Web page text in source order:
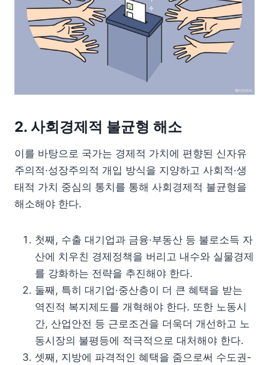
2. 사회경제적 불균형 해소
이를 바탕으로 국가는 경제적 가치에 편향된 신자유
주의적·성장주의적 개입 방식을 지양하고 사회적·생
태적 가치 중심의 통치를 통해 사회경제적 불균형을
해소해야 한다.
첫째, 수출 대기업과 금융·부동산 등 불로소득 자
산에 치우친 경제정책을 버리고 내수와 실물경제
를 강화하는 전략을 추진해야 한다.
둘째, 특히 대기업·중산층이 더 큰 혜택을 받는
역진적 복지제도를 개혁해야 한다. 또한 노동시
간, 산업안전 등 근로조건을 더욱더 개선하고 노
동시장의 불평등에 적극적으로 대처해야 한다.
셋째, 지방에 파격적인 혜택을 줌으로써 수도권-